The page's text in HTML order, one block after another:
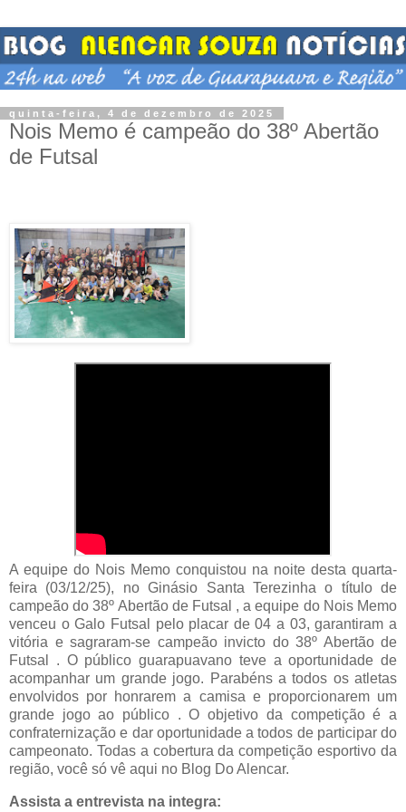
quinta-feira, 4 de dezembro de 2025
Nois Memo é campeão do 38º Abertão
de Futsal
A equipe do Nois Memo conquistou na noite desta quarta-
feira (03/12/25), no Ginásio Santa Terezinha o título de
campeão do 38º Abertão de Futsal , a equipe do Nois Memo
venceu o Galo Futsal pelo placar de 04 a 03, garantiram a
vitória e sagraram-se campeão invicto do 38º Abertão de
Futsal . O público guarapuavano teve a oportunidade de
acompanhar um grande jogo. Parabéns a todos os atletas
envolvidos por honrarem a camisa e proporcionarem um
grande jogo ao público . O objetivo da competição é a
confraternização e dar oportunidade a todos de participar do
campeonato. Todas a cobertura da competição esportivo da
região, você só vê aqui no Blog Do Alencar.
Assista a entrevista na integra: